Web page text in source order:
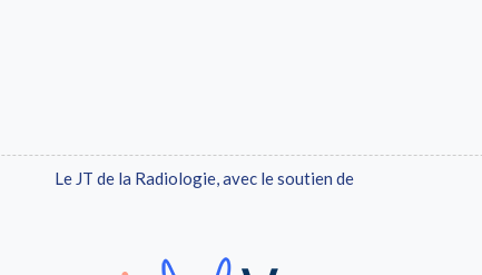
Le JT de la Radiologie, avec le soutien de